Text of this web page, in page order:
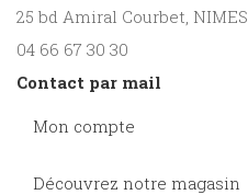
25 bd Amiral Courbet, NIMES
04 66 67 30 30
Contact par mail
Mon compte
Découvrez notre magasin